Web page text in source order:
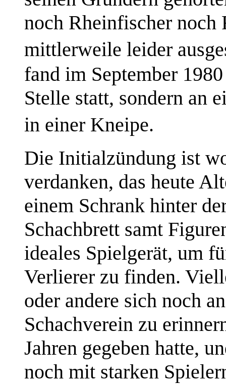
noch Rheinfischer noch
mittlerweile leider
fand im September
Stelle statt, sondern an
in einer Kneipe.
Die Initialzündung ist
verdanken, das heute
einem Schrank hinter
Schachbrett samt
ideales Spielgerät, um
Verlierer zu finden.
oder andere sich noch
Schachverein zu
Jahren gegeben hatte,
noch mit starken